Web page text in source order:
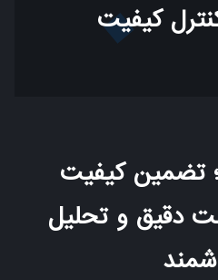
کیفیت
تضمین کیفیت
دقیق و تحلیل